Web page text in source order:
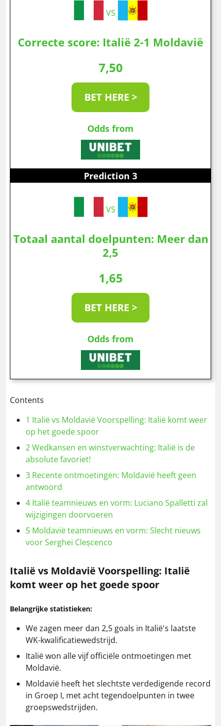
VS
Correcte score: Italië 2-1 Moldavië
7,50
BET HERE >
Odds from
Prediction 3
VS
Totaal aantal doelpunten: Meer dan
2,5
1,65
BET HERE >
Odds from
Contents
1 Italië vs Moldavië Voorspelling: Italië komt weer
op het goede spoor
2Wedkansen en winstverwachting: Italië is de
absolute favoriet!
3 Recente ontmoetingen: Moldavië heeft geen
antwoord
4 Italië teamnieuws en vorm: Luciano Spalletti zal
wijzigingen doorvoeren
5 Moldavië teamnieuws en vorm: Slecht nieuws
voor Serghei Cleșcenco
Italië vs Moldavië Voorspelling: Italië
komt weer op het goede spoor
Belangrijke statistieken:
We zagen meer dan 2,5 goals in Italië's laatste
WK-kwalificatiewedstrijd.
Italië won alle vijf officiële ontmoetingen met
Moldavië.
Moldavië heeft het slechtste verdedigende record
in Groep I, met acht tegendoelpunten in twee
groepswedstrijden.